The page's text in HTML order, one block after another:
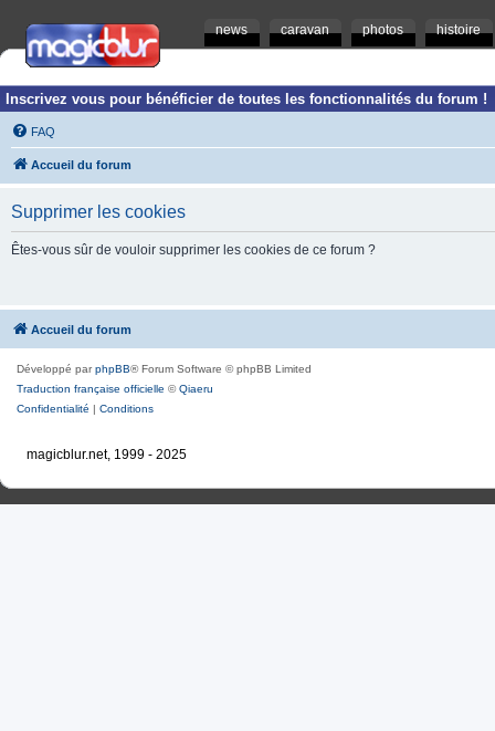
news caravan photos histoire
Inscrivez vous pour bénéficier de toutes les fonctionnalités du forum !
FAQ
Accueil du forum
Supprimer les cookies
Êtes-vous sûr de vouloir supprimer les cookies de ce forum ?
Accueil du forum
Développé parphpBB® Forum Software © phpBB Limited
Traduction française officielle ©Qiaeru
Confidentialité | Conditions
magicblur.net, 1999 - 2025